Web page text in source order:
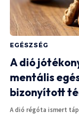
EGÉSZSÉG
A dió
mentális
bizonyított
A dió régóta ismert